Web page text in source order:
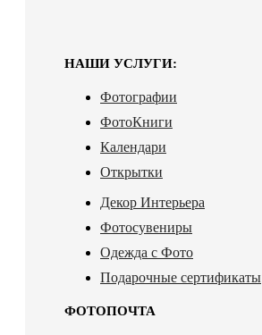
НАШИ УСЛУГИ:
Фотографии
ФотоКниги
Календари
Открытки
Декор Интерьера
Фотосувениры
Одежда с Фото
Подарочные сертификаты
ФОТОПОЧТА